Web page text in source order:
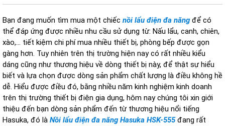
Bạn đang muốn tìm mua một chiếc nồi lẩu điện đa năng để có
thể đáp ứng được nhiều nhu cầu sử dụng từ: Nấu lẩu, canh, chiên,
xào,... tiết kiệm chi phí mua nhiều thiết bị, phòng bếp được gọn
gàng hơn. Tuy nhiên trên thị trường hiện nay có rất nhiều kiểu
dáng cũng như thương hiệu về dòng thiết bị này, để thật sự hiểu
biết và lựa chọn được dòng sản phẩm chất lượng là điều không hề
dễ. Hiểu được điều đó, bằng nhiều năm kinh nghiệm kinh doanh
trên thị trường thiết bị điện gia dụng, hôm nay chúng tôi xin giới
thiệu đến bạn dòng sản phẩm đến từ thương hiệu nổi tiếng
Hasuka, đó là Nồi lẩu điện đa năng Hasuka HSK-555đang rất